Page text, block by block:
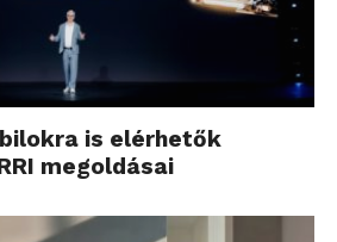
is elérhetők
megoldásai